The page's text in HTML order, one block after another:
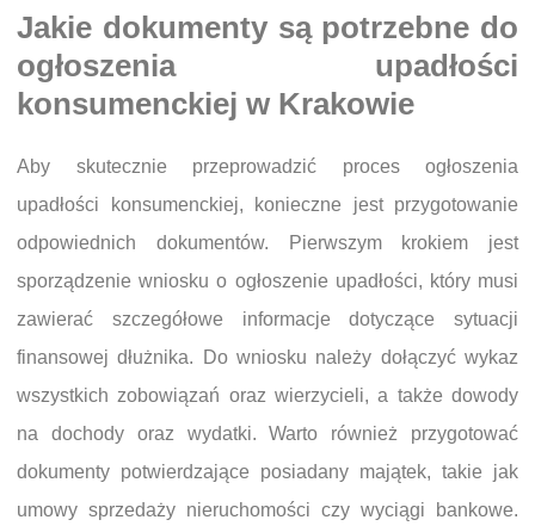
Jakie dokumenty są potrzebne do
ogłoszenia upadłości
konsumenckiej w Krakowie
Aby skutecznie przeprowadzić proces ogłoszenia
upadłości konsumenckiej, konieczne jest przygotowanie
odpowiednich dokumentów. Pierwszym krokiem jest
sporządzenie wniosku o ogłoszenie upadłości, który musi
zawierać szczegółowe informacje dotyczące sytuacji
finansowej dłużnika. Do wniosku należy dołączyć wykaz
wszystkich zobowiązań oraz wierzycieli, a także dowody
na dochody oraz wydatki. Warto również przygotować
dokumenty potwierdzające posiadany majątek, takie jak
umowy sprzedaży nieruchomości czy wyciągi bankowe.